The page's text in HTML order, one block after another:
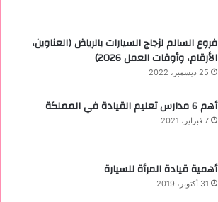
فروع السالم لزجاج السيارات بالرياض (العناوين،
الأرقام، وأوقات العمل 2026)
25 ديسمبر، 2022
أهم 6 مدارس تعليم القيادة في المملكة
7 فبراير، 2021
أهمية قيادة المرأة للسيارة
31 أكتوبر، 2019